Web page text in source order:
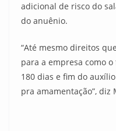
adicional de risco do
do anuênio.
“Até mesmo direitos
para a empresa como
180 dias e fim do
pra amamentação”, diz